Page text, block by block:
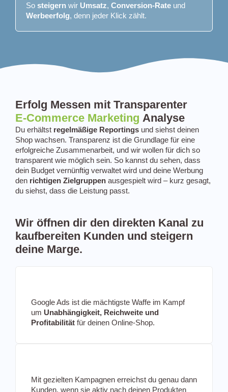
So steigern wir Umsatz, Conversion-Rate und
Werbeerfolg, denn jeder Klick zählt.
Erfolg Messen mit Transparenter
E-Commerce Marketing Analyse
Du erhältst regelmäßige Reportings und siehst deinen
Shop wachsen. Transparenz ist die Grundlage für eine
erfolgreiche Zusammenarbeit, und wir wollen für dich so
transparent wie möglich sein. So kannst du sehen, dass
dein Budget vernünftig verwaltet wird und deine Werbung
den richtigen Zielgruppen ausgespielt wird – kurz gesagt,
du siehst, dass die Leistung passt.
Wir öffnen dir den direkten Kanal zu
kaufbereiten Kunden und steigern
deine Marge.
Google Ads ist die mächtigste Waffe im Kampf
um Unabhängigkeit, Reichweite und
Profitabilität für deinen Online-Shop.
Mit gezielten Kampagnen erreichst du genau dann
Kunden, wenn sie aktiv nach deinen Produkten